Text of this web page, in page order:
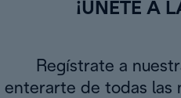
¡ÚNETE A
Regístrate a
enterarte de todas las